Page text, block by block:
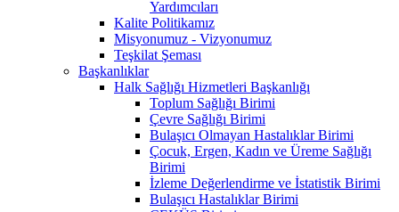
Yardımcıları
Kalite Politikamız
Misyonumuz - Vizyonumuz
Teşkilat Şeması
Başkanlıklar
Halk Sağlığı Hizmetleri Başkanlığı
Toplum Sağlığı Birimi
Çevre Sağlığı Birimi
Bulaşıcı Olmayan Hastalıklar Birimi
Çocuk, Ergen, Kadın ve Üreme Sağlığı
Birimi
İzleme Değerlendirme ve İstatistik Birimi
Bulaşıcı Hastalıklar Birimi